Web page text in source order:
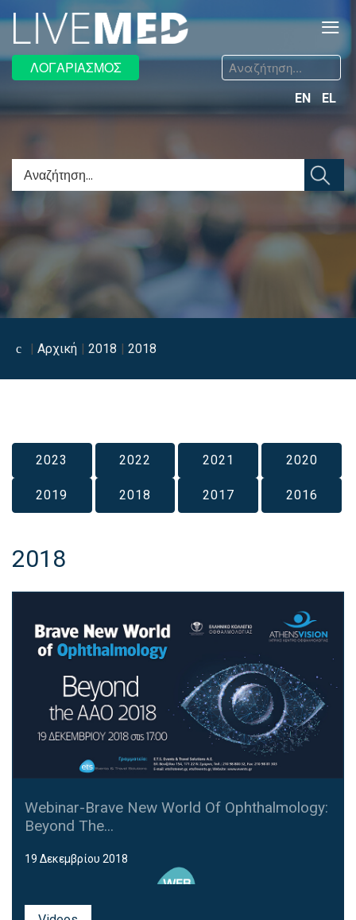
≡
ΛΟΓΑΡΙΑΣΜΟΣ Αναζήτηση...
EN EL
Αρχική 2018 2018
2023 2022 2021 2020
2019 2018 2017 2016
2018
Webinar-Brave New World Of Ophthalmology:
Beyond The...
19 Δεκεμβρίου 2018